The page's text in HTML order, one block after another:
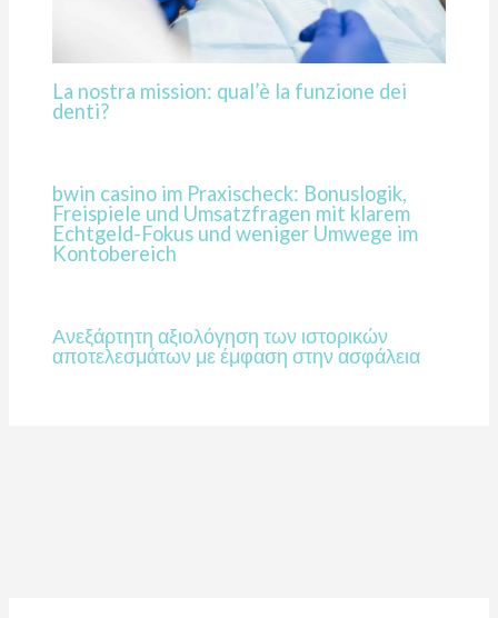
La nostra mission: qual’è la funzione dei
denti?
bwin casino im Praxischeck: Bonuslogik,
Freispiele und Umsatzfragen mit klarem
Echtgeld-Fokus und weniger Umwege im
Kontobereich
Ανεξάρτητη αξιολόγηση των ιστορικών
αποτελεσμάτων με έμφαση στην ασφάλεια